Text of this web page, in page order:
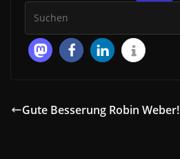
Gute Besserung Robin Weber!